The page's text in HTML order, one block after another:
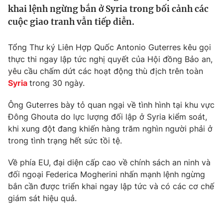
Thế giới
Tin tức
Thế giới đó đây
Câu chuyện quốc tế
Tài chính
Thị trường
Dữ liệu và đời sống
Phim VTV
Hậu trường
Khán giả
Giải sao mai
Giải trí
Điện ảnh
Âm nhạc
Sao
Du lịch
Làm đẹp
Giáo dục
Tuyển sinh
khai lệnh ngừng bắn ở Syria trong bối cảnh các
cuộc giao tranh vẫn tiếp diễn.
Tổng Thư ký Liên Hợp Quốc Antonio Guterres kêu gọi
thực thi ngay lập tức nghị quyết của Hội đồng Bảo an,
yêu cầu chấm dứt các hoạt động thù địch trên toàn
Syria trong 30 ngày.
Ông Guterres bày tỏ quan ngại về tình hình tại khu vực
Đông Ghouta do lực lượng đối lập ở Syria kiểm soát,
khi xung đột đang khiến hàng trăm nghìn người phải ở
trong tình trạng hết sức tồi tệ.
Về phía EU, đại diện cấp cao về chính sách an ninh và
đối ngoại Federica Mogherini nhấn mạnh lệnh ngừng
bắn cần được triển khai ngay lập tức và có các cơ chế
giám sát hiệu quả.